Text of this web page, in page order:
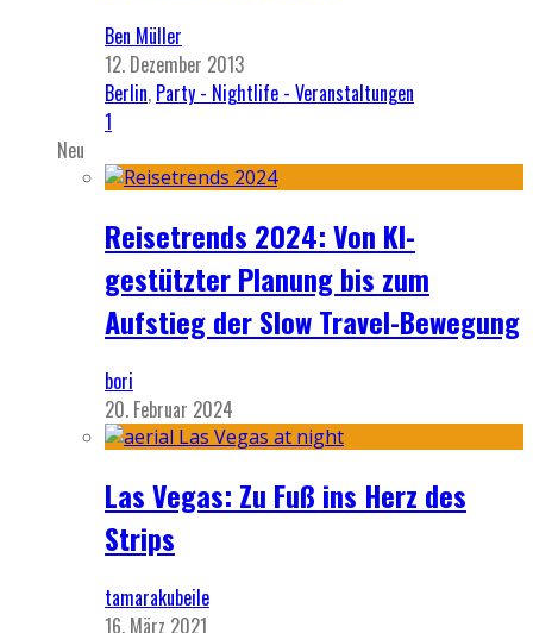
Ben Müller
12. Dezember 2013
Berlin, Party - Nightlife - Veranstaltungen
1
Neu
Reisetrends 2024: Von KI-
gestützter Planung bis zum
Aufstieg der Slow Travel-Bewegung
bori
20. Februar 2024
Las Vegas: Zu Fuß ins Herz des
Strips
tamarakubeile
16. März 2021